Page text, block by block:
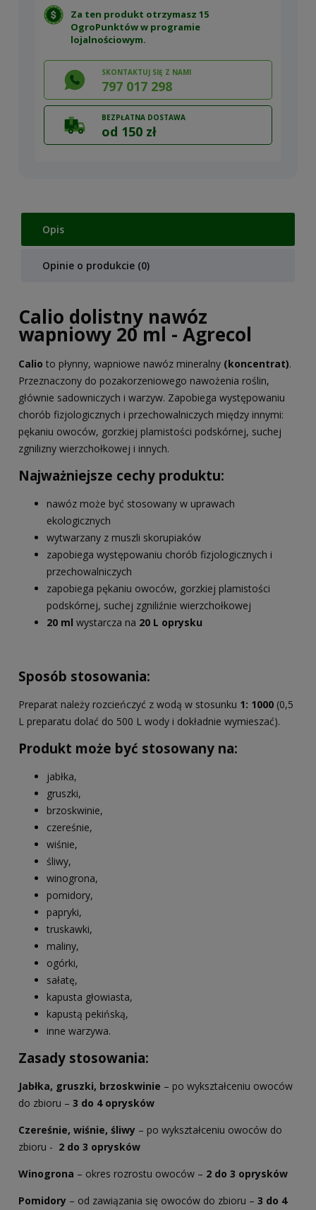
Za ten produkt otrzymasz 15
OgroPunktów w programie
lojalnościowym.
SKONTAKTUJ SIĘ Z NAMI
797 017 298
BEZPŁATNA DOSTAWA
od 150 zł
Opis
Opinie o produkcie (0)
Calio dolistny nawóz
wapniowy 20 ml - Agrecol
Calio to płynny, wapniowe nawóz mineralny (koncentrat).
Przeznaczony do pozakorzeniowego nawożenia roślin,
głównie sadowniczych i warzyw. Zapobiega występowaniu
chorób fizjologicznych i przechowalniczych między innymi:
pękaniu owoców, gorzkiej plamistości podskórnej, suchej
zgnilizny wierzchołkowej i innych.
Najważniejsze cechy produktu:
nawóz może być stosowany w uprawach
ekologicznych
wytwarzany z muszli skorupiaków
zapobiega występowaniu chorób fizjologicznych i
przechowalniczych
zapobiega pękaniu owoców, gorzkiej plamistości
podskórnej, suchej zgniliźnie wierzchołkowej
20 ml wystarcza na 20 L oprysku
Sposób stosowania:
Preparat należy rozcieńczyć z wodą w stosunku 1: 1000 (0,5
L preparatu dolać do 500 L wody i dokładnie wymieszać).
Produkt może być stosowany na:
jabłka,
gruszki,
brzoskwinie,
czereśnie,
wiśnie,
śliwy,
winogrona,
pomidory,
papryki,
truskawki,
maliny,
ogórki,
sałatę,
kapusta głowiasta,
kapustą pekińską,
inne warzywa.
Zasady stosowania:
Jabłka, gruszki, brzoskwinie – po wykształceniu owoców
do zbioru – 3 do 4 oprysków
Czereśnie, wiśnie, śliwy – po wykształceniu owoców do
zbioru - 2 do 3 oprysków
Winogrona – okres rozrostu owoców – 2 do 3 oprysków
Pomidory – od zawiązania się owoców do zbioru – 3 do 4